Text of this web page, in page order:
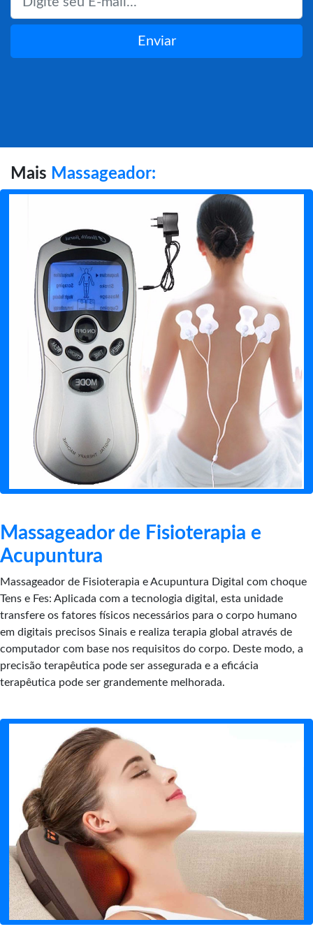
Enviar
Mais Massageador:
Massageador de Fisioterapia e
Acupuntura
Massageador de Fisioterapia e Acupuntura Digital com choque
Tens e Fes: Aplicada com a tecnologia digital, esta unidade
transfere os fatores físicos necessários para o corpo humano
em digitais precisos Sinais e realiza terapia global através de
computador com base nos requisitos do corpo. Deste modo, a
precisão terapêutica pode ser assegurada e a eficácia
terapêutica pode ser grandemente melhorada.